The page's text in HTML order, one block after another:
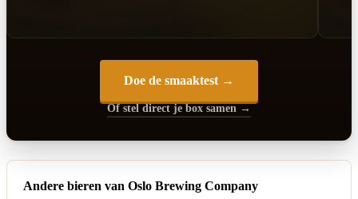
Doe de smaaktest →
Of stel direct je box samen →
Andere bieren van Oslo Brewing Company